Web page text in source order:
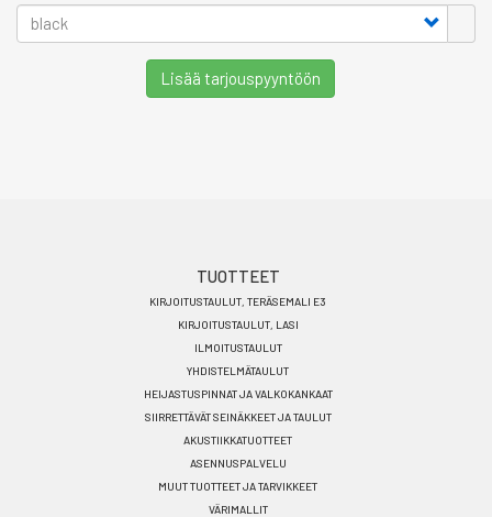
Lisää tarjouspyyntöön
TUOTTEET
KIRJOITUSTAULUT, TERÄSEMALI E3
KIRJOITUSTAULUT, LASI
ILMOITUSTAULUT
YHDISTELMÄTAULUT
HEIJASTUSPINNAT JA VALKOKANKAAT
SIIRRETTÄVÄT SEINÄKKEET JA TAULUT
AKUSTIIKKATUOTTEET
ASENNUSPALVELU
MUUT TUOTTEET JA TARVIKKEET
VÄRIMALLIT